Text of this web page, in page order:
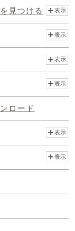
見つける 表示
表示
表示
表示
ロード
表示
表示